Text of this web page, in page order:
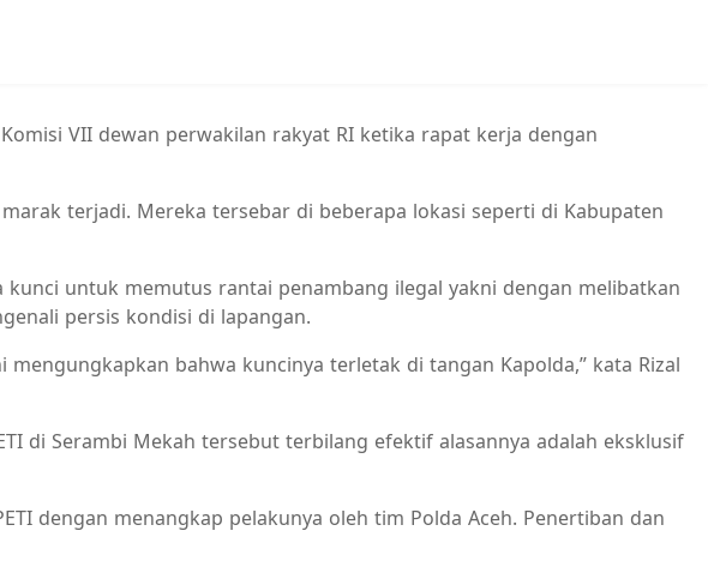
VII dewan perwakilan rakyat RI ketika rapat kerja dengan
terjadi. Mereka tersebar di beberapa lokasi seperti di Kabupaten
untuk memutus rantai penambang ilegal yakni dengan melibatkan
persis kondisi di lapangan.
bahwa kuncinya terletak di tangan Kapolda,” kata Rizal
di Serambi Mekah tersebut terbilang efektif alasannya adalah eksklusif
dengan menangkap pelakunya oleh tim Polda Aceh. Penertiban dan